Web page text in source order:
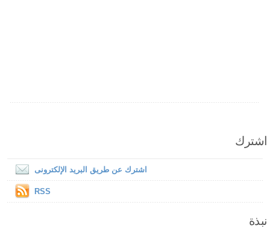
اشترك
اشترك عن طريق البريد الإلكترونى
RSS
نبذة